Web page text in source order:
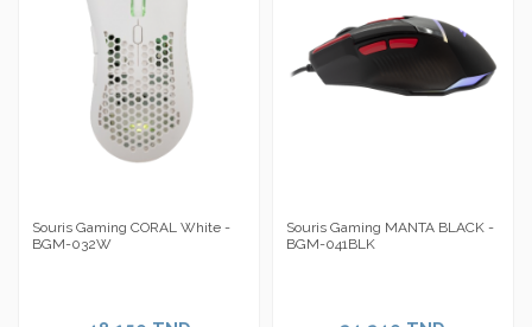
Souris Gaming CORAL White -
BGM-032W
Souris Gaming MANTA BLACK -
BGM-041BLK